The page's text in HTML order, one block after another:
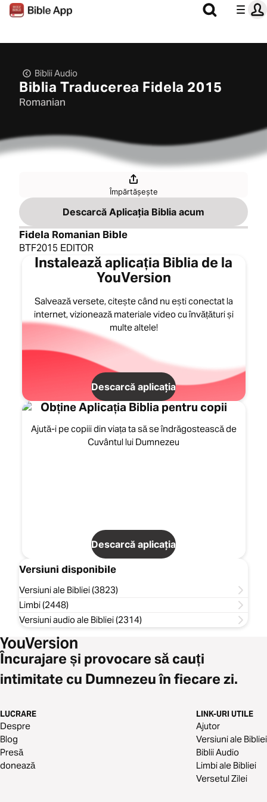
Biblii Audio
Biblia Traducerea Fidela 2015
Romanian
Împărtășește
Descarcă Aplicația Biblia acum
Fidela Romanian Bible
BTF2015 EDITOR
Instalează aplicația Biblia de la
YouVersion
Salvează versete, citește când nu ești conectat la
internet, vizionează materiale video cu învățături și
multe altele!
Descarcă aplicația
Obține Aplicația Biblia pentru copii
Ajută-i pe copiii din viața ta să se îndrăgostească de
Cuvântul lui Dumnezeu
Descarcă aplicația
Versiuni disponibile
Versiuni ale Bibliei (3823)
Limbi (2448)
Versiuni audio ale Bibliei (2314)
Încurajare și provocare să cauți
intimitate cu Dumnezeu în fiecare zi.
LUCRARE
Despre
Blog
Presă
donează
LINK-URI UTILE
Ajutor
Versiuni ale Bibliei
Biblii Audio
Limbi ale Bibliei
Versetul Zilei